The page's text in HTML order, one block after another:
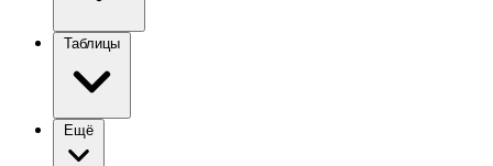
Таблицы
Ещё